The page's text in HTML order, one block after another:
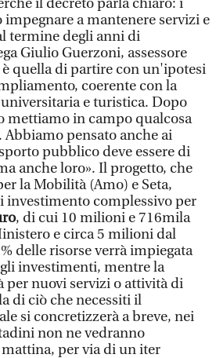
il decreto parla chiaro: i
a mantenere servizi e
termine degli anni di
Giulio Guerzoni, assessore
è quella di partire con un'ipotesi
coerente con la
e turistica. Dopo
in campo qualcosa
Abbiamo pensato anche ai
pubblico deve essere di
anche loro». Il progetto, che
la Mobilità (Amo) e Seta,
investimento complessivo per
, di cui 10 milioni e 716mila
e circa 5 milioni dal
delle risorse verrà impiegata
investimenti, mentre la
per nuovi servizi o attività di
di ciò che necessiti il
si concretizzerà a breve, nei
non ne vedranno
per via di un iter